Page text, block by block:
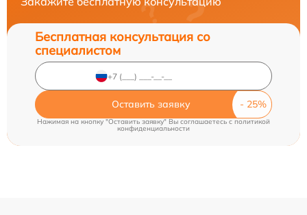
Бесплатная консультация со
специалистом
Оставить заявку
Нажимая на кнопку "Оставить заявку" Вы соглашаетесь c политикой
конфиденциальности